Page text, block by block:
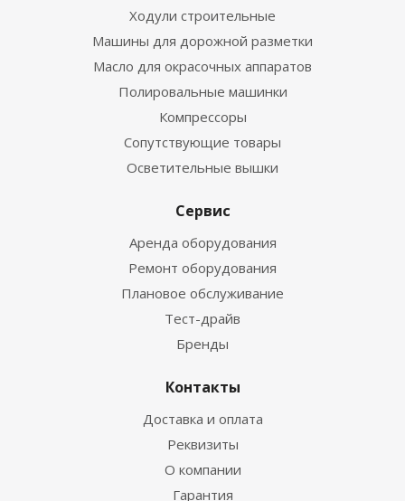
Ходули строительные
Машины для дорожной разметки
Масло для окрасочных аппаратов
Полировальные машинки
Компрессоры
Сопутствующие товары
Осветительные вышки
Сервис
Аренда оборудования
Ремонт оборудования
Плановое обслуживание
Тест-драйв
Бренды
Контакты
Доставка и оплата
Реквизиты
О компании
Гарантия